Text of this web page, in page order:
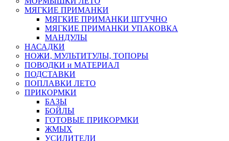
МЯГКИЕ ПРИМАНКИ
МЯГКИЕ ПРИМАНКИ ШТУЧНО
МЯГКИЕ ПРИМАНКИ УПАКОВКА
МАНДУЛЫ
НАСАДКИ
НОЖИ, МУЛЬТИТУЛЫ, ТОПОРЫ
ПОВОДКИ и МАТЕРИАЛ
ПОДСТАВКИ
ПОПЛАВКИ ЛЕТО
ПРИКОРМКИ
БАЗЫ
БОЙЛЫ
ГОТОВЫЕ ПРИКОРМКИ
ЖМЫХ
УСИЛИТЕЛИ